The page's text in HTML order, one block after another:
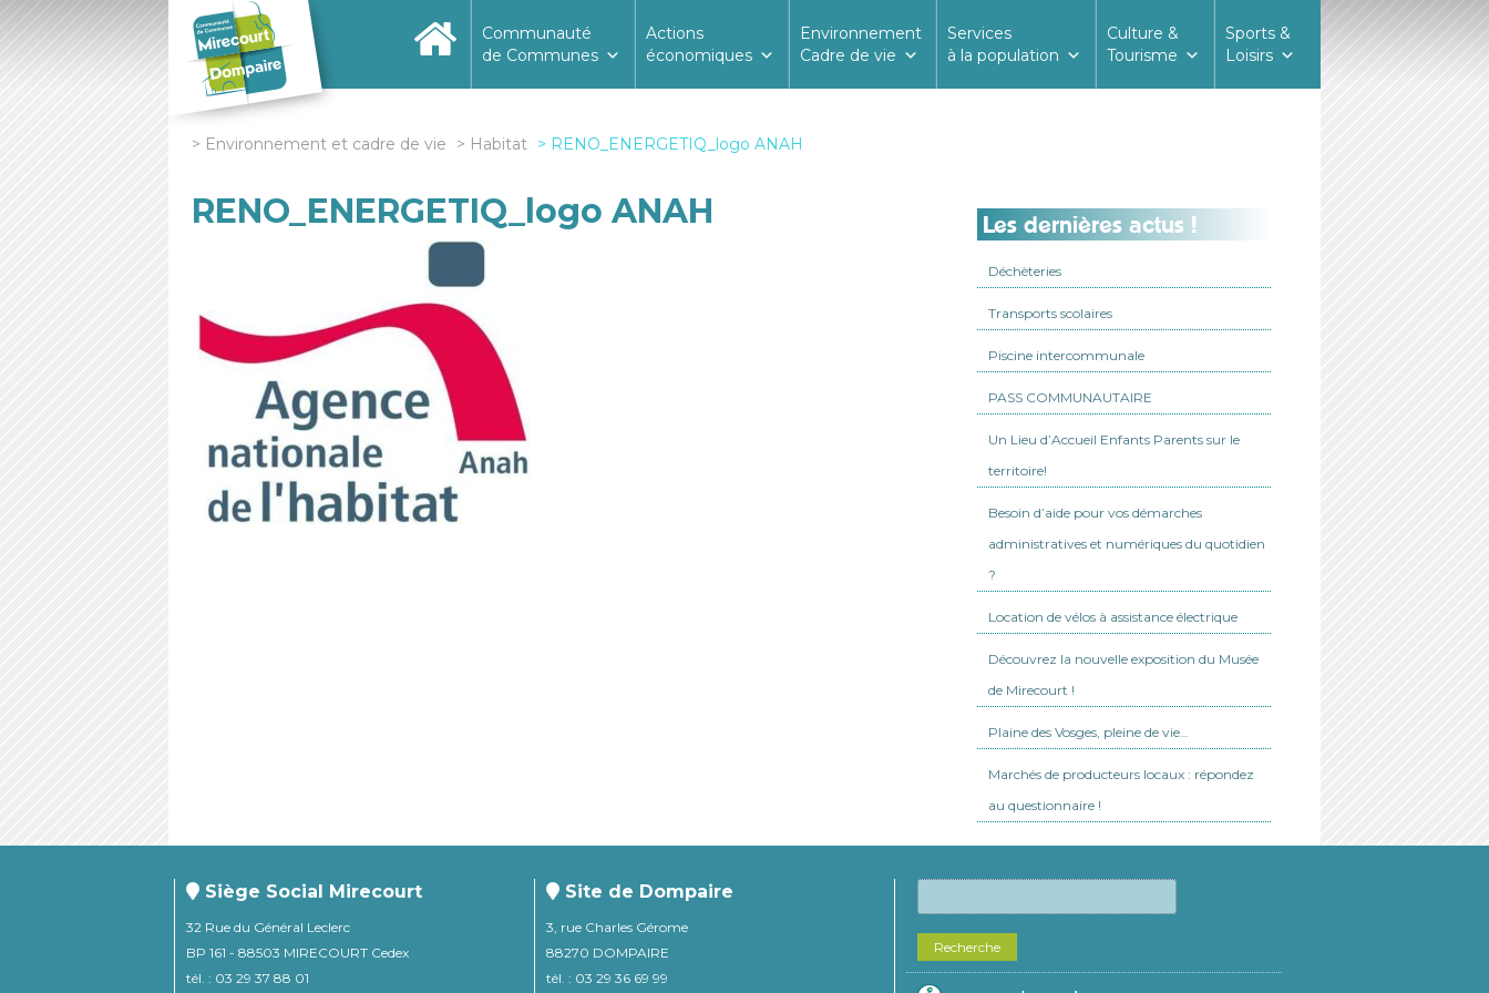
Communauté
de Communes
Actions
économiques
Environnement
Cadre de vie
Services
à la population
Culture &
Tourisme
Sports &
Loisirs
Environnement et cadre de vie Habitat RENO_ENERGETIQ_logo ANAH
RENO_ENERGETIQ_logo ANAH Les dernières actus !
Déchèteries
Transports scolaires
Piscine intercommunale
PASS COMMUNAUTAIRE
Un Lieu d’Accueil Enfants Parents sur le
territoire!
Besoin d’aide pour vos démarches
administratives et numériques du quotidien
?
Location de vélos à assistance électrique
Découvrez la nouvelle exposition du Musée
de Mirecourt !
Plaine des Vosges, pleine de vie…
Marchés de producteurs locaux : répondez
au questionnaire !
Siège Social Mirecourt
32 Rue du Général Leclerc
BP 161 - 88503 MIRECOURT Cedex
tél. : 03 29 37 88 01
Site de Dompaire
3, rue Charles Gérome
88270 DOMPAIRE
tél. : 03 29 36 69 99
Recherche